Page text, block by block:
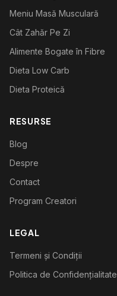
Meniu Masă Musculară
Cât Zahăr Pe Zi
Alimente Bogate în Fibre
Dieta Low Carb
Dieta Proteică
RESURSE
Blog
Despre
Contact
Program Creatori
LEGAL
Termeni și Condiții
Politica de Confidențialitate